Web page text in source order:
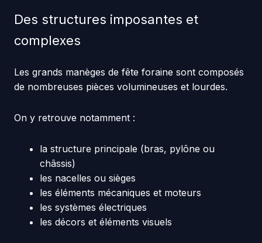
Des structures imposantes et
complexes
Les grands manèges de fête foraine sont composés
de nombreuses pièces volumineuses et lourdes.
On y retrouve notamment :
la structure principale (bras, pylône ou
châssis)
les nacelles ou sièges
les éléments mécaniques et moteurs
les systèmes électriques
les décors et éléments visuels